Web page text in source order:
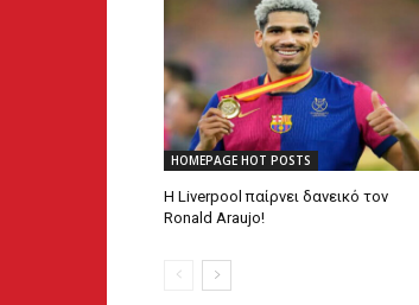
HOMEPAGE HOT POSTS
Η Liverpool παίρνει δανεικό τον
Ronald Araujo!